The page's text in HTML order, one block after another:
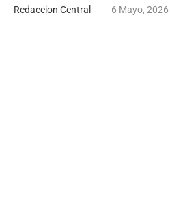
Redaccion Central 6 Mayo, 2026